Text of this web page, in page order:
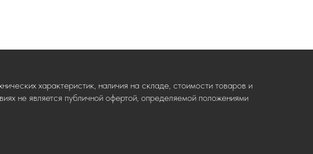
характеристик, наличия на складе, стоимости товаров и
не является публичной офертой, определяемой положениями